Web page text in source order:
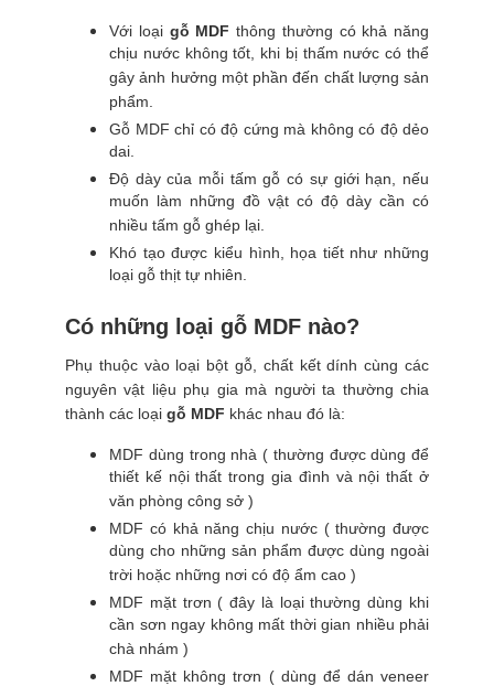
Với loại gỗ MDF thông thường có khả năng
chịu nước không tốt, khi bị thấm nước có thể
gây ảnh hưởng một phần đến chất lượng sản
phẩm.
Gỗ MDF chỉ có độ cứng mà không có độ dẻo
dai.
Độ dày của mỗi tấm gỗ có sự giới hạn, nếu
muốn làm những đồ vật có độ dày cần có
nhiều tấm gỗ ghép lại.
Khó tạo được kiểu hình, họa tiết như những
loại gỗ thịt tự nhiên.
Có những loại gỗ MDF nào?
Phụ thuộc vào loại bột gỗ, chất kết dính cùng các
nguyên vật liệu phụ gia mà người ta thường chia
thành các loại gỗ MDF khác nhau đó là:
MDF dùng trong nhà ( thường được dùng để
thiết kế nội thất trong gia đình và nội thất ở
văn phòng công sở )
MDF có khả năng chịu nước ( thường được
dùng cho những sản phẩm được dùng ngoài
trời hoặc những nơi có độ ẩm cao )
MDF mặt trơn ( đây là loại thường dùng khi
cần sơn ngay không mất thời gian nhiều phải
chà nhám )
MDF mặt không trơn ( dùng để dán veneer